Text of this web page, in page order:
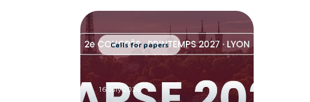
Calls for papers
16 July 2026